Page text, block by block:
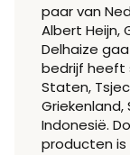
paar van
Albert Heijn,
Delhaize
bedrijf heeft
Staten,
Griekenland,
Indonesië.
producten is